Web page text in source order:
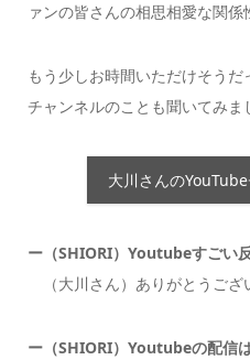
ァンの皆さんの相思相愛な関係
もう少しお時間いただけそう
チャンネルのことも聞いてみま
大川さんの
ー（SHIORI）Youtubeすごい
（大川さん）ありがとうござ
ー（SHIORI）Youtubeの配信